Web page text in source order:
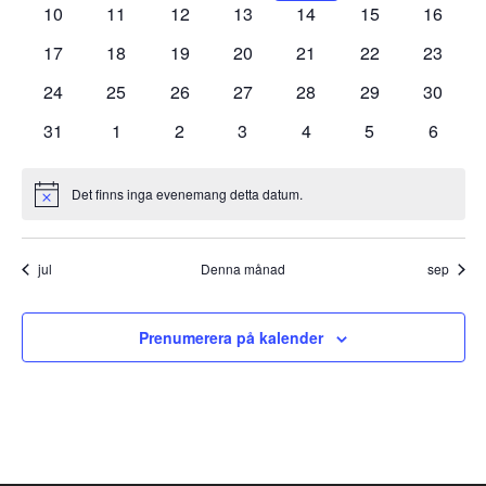
0
10
0
11
0
12
0
13
0
14
0
15
0
16
0
17
0
18
0
19
0
20
0
21
0
22
0
23
0
24
0
25
0
26
0
27
0
28
0
29
0
30
0
31
0
1
0
2
0
3
0
4
0
5
0
6
Notis Det finns inga evenemang detta datum.
jul Denna månad sep
Prenumerera på kalender